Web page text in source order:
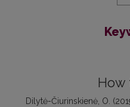
How
Dilytė-Čiurinskienė, O.